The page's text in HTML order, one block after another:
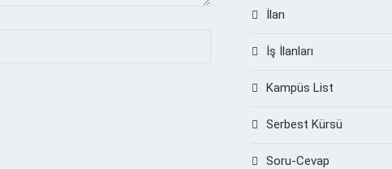
İlan
İş İlanları
Kampüs List
Serbest Kürsü
Soru-Cevap